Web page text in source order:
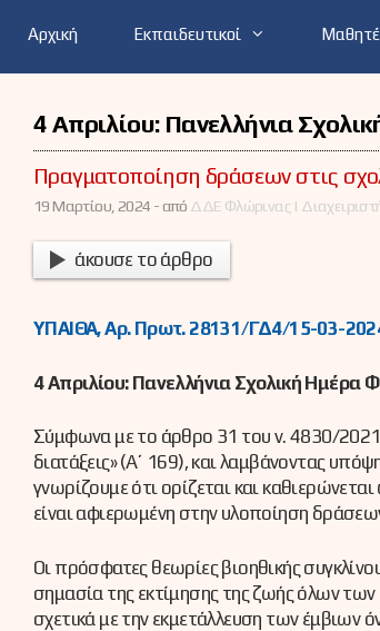
Αρχική Εκπαιδευτικοί
4 Απριλίου: Πανελλήνια
Πραγματοποίηση δράσεων στις
19 Μαρτίου, 2024 -από ΔΔΕ Φλώρινας |
άκουσε το άρθρο
ΥΠΑΙΘΑ, Αρ. Πρωτ. 28131/ΓΔ4/15-03-
4 Απριλίου: Πανελλήνια Σχολική Ημέρα
Σύμφωνα με το άρθρο 31 του ν. 4830/2021
διατάξεις» (A΄ 169), και λαμβάνοντας
γνωρίζουμε ότι ορίζεται και
είναι αφιερωμένη στην υλοποίηση
Οι πρόσφατες θεωρίες βιοηθικής
σημασία της εκτίμησης της ζωής όλων των
σχετικά με την εκμετάλλευση των έμβιων